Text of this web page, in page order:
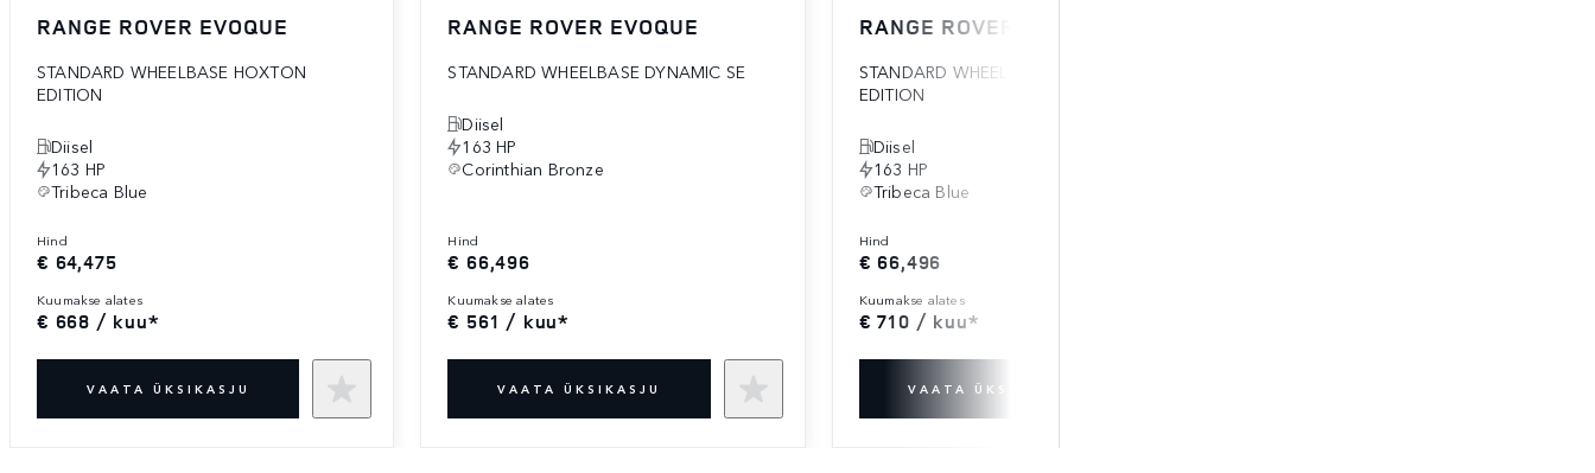
RANGE ROVER EVOQUE
STANDARD WHEELBASE HOXTON
EDITION
Diisel
163 HP
Tribeca Blue
hind
€ 64,475
kuumakse alates
€ 668 / kuu*
VAATA ÜKSIKASJU
RANGE ROVER EVOQUE
STANDARD WHEELBASE DYNAMIC SE
Diisel
163 HP
Corinthian Bronze
hind
€ 66,496
kuumakse alates
€ 561 / kuu*
VAATA ÜKSIKASJU
RANGE ROVER EVOQUE
STANDARD WHEELBASE HOXTON
EDITION
Diisel
163 HP
Tribeca Blue
hind
€ 66,496
kuumakse alates
€ 710 / kuu*
VAATA ÜKSIKASJU